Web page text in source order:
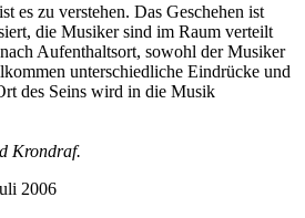
es zu verstehen. Das Geschehen ist
die Musiker sind im Raum verteilt
Aufenthaltsort, sowohl der Musiker
unterschiedliche Eindrücke und
des Seins wird in die Musik
Krondraf.
2006